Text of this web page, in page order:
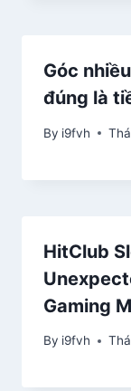
Góc
đúng là
By i9fvh
HitClub
Gaming
By i9fvh